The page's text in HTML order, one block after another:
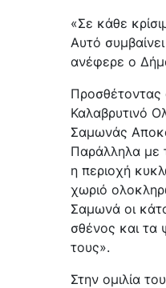
«Σε κάθε
Αυτό
ανέφερε ο
Προσθέτοντας
Καλαβρυτινό
Σαμωνάς
Παράλληλα με
η περιοχή
χωριό
Σαμωνά οι
σθένος και τα
τους».
Στην ομιλία